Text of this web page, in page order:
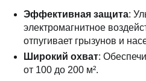
Эффективная защита:
электромагнитное
отпугивает грызунов и
Широкий охват:
от 100 до 200 м².